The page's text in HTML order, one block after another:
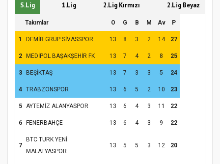
S.Lig 1.Lig 2.Lig Kırmızı 2.Lig Beyaz
Takımlar O G B M Av P
1 DEMİR GRUP SİVASSPOR 13 8 3 2 14 27
2 MEDİPOL BAŞAKŞEHİR FK 13 7 4 2 8 25
3 BEŞİKTAŞ 13 7 3 3 5 24
4 TRABZONSPOR 13 6 5 2 10 23
5 AYTEMİZ ALANYASPOR 13 6 4 3 11 22
6 FENERBAHÇE 13 6 4 3 9 22
7
BTC TURK YENİ
MALATYASPOR
13 5 5 3 12 20